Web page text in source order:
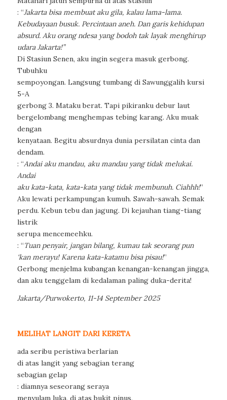
: “Jakarta bisa membuat aku gila, kalau lama-lama.
Kebudayaan busuk. Percintaan aneh. Dan garis kehidupan
absurd. Aku orang ndesa yang bodoh tak layak menghirup
udara Jakarta!”
Di Stasiun Senen, aku ingin segera masuk gerbong.
Tubuhku
sempoyongan. Langsung tumbang di Sawunggalih kursi
5-A
gerbong 3. Mataku berat. Tapi pikiranku debur laut
bergelombang menghempas tebing karang. Aku muak
dengan
kenyataan. Begitu absurdnya dunia persilatan cinta dan
dendam.
: “Andai aku mandau, aku mandau yang tidak melukai.
Andai
aku kata-kata, kata-kata yang tidak membunuh. Ciahhh!”
Aku lewati perkampungan kumuh. Sawah-sawah. Semak
perdu. Kebun tebu dan jagung. Di kejauhan tiang-tiang
listrik
serupa mencemeehku.
: “Tuan penyair, jangan bilang, kumau tak seorang pun
‘kan merayu! Karena kata-katamu bisa pisau!”
Gerbong menjelma kubangan kenangan-kenangan jingga,
dan aku tenggelam di kedalaman paling duka-derita!
Jakarta/Purwokerto, 11-14 September 2025
MELIHAT LANGIT DARI KERETA
ada seribu peristiwa berlarian
di atas langit yang sebagian terang
sebagian gelap
: diamnya seseorang seraya
menyulam luka, di atas bukit pinus,